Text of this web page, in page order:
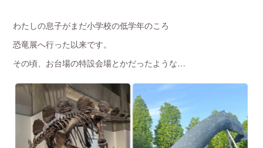
わたしの息子がまだ小学校の低学年のころ
恐竜展へ行った以来です。
その頃、お台場の特設会場とかだったような…